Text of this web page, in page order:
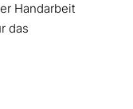
Handarbeit
das